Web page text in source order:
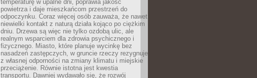
temperaturę w upalne dni, poprawia jakość
powietrza i daje mieszkańcom przestrzeń do
odpoczynku. Coraz więcej osób zauważa, że nawet
niewielki kontakt z naturą działa kojąco po ciężkim
dniu. Drzewa są więc nie tylko ozdobą ulic, ale
realnym wsparciem dla zdrowia psychicznego i
fizycznego. Miasto, które planuje wycinkę bez
nasadzeń zastępczych, w gruncie rzeczy rezygnuje
z własnej odporności na zmiany klimatu i miejskie
przeciążenie. Równie istotna jest kwestia
transportu. Dawniej wydawało się, że rozwój